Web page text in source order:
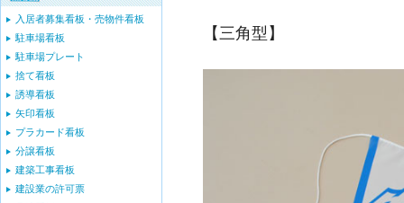
【三角型】
入居者募集看板・売物件看板
駐車場看板
駐車場プレート
捨て看板
誘導看板
矢印看板
プラカード看板
分譲看板
建築工事看板
建設業の許可票